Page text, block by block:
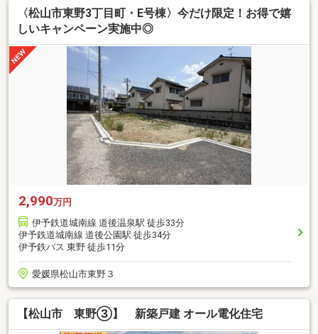
〈松山市東野3丁目町・E号棟〉今だけ限定！お得で嬉
しいキャンペーン実施中◎
2,990万円
伊予鉄道城南線 道後温泉駅 徒歩33分
伊予鉄道城南線 道後公園駅 徒歩34分
伊予鉄バス 東野 徒歩11分
愛媛県松山市東野３
【松山市 東野③】 新築戸建 オール電化住宅